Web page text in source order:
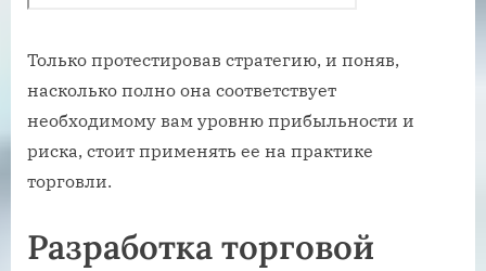
Только протестировав стратегию, и поняв,
насколько полно она соответствует
необходимому вам уровню прибыльности и
риска, стоит применять ее на практике
торговли.
Разработка торговой